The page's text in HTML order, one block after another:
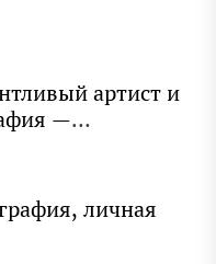
артист и
—
и
жизни!
личная